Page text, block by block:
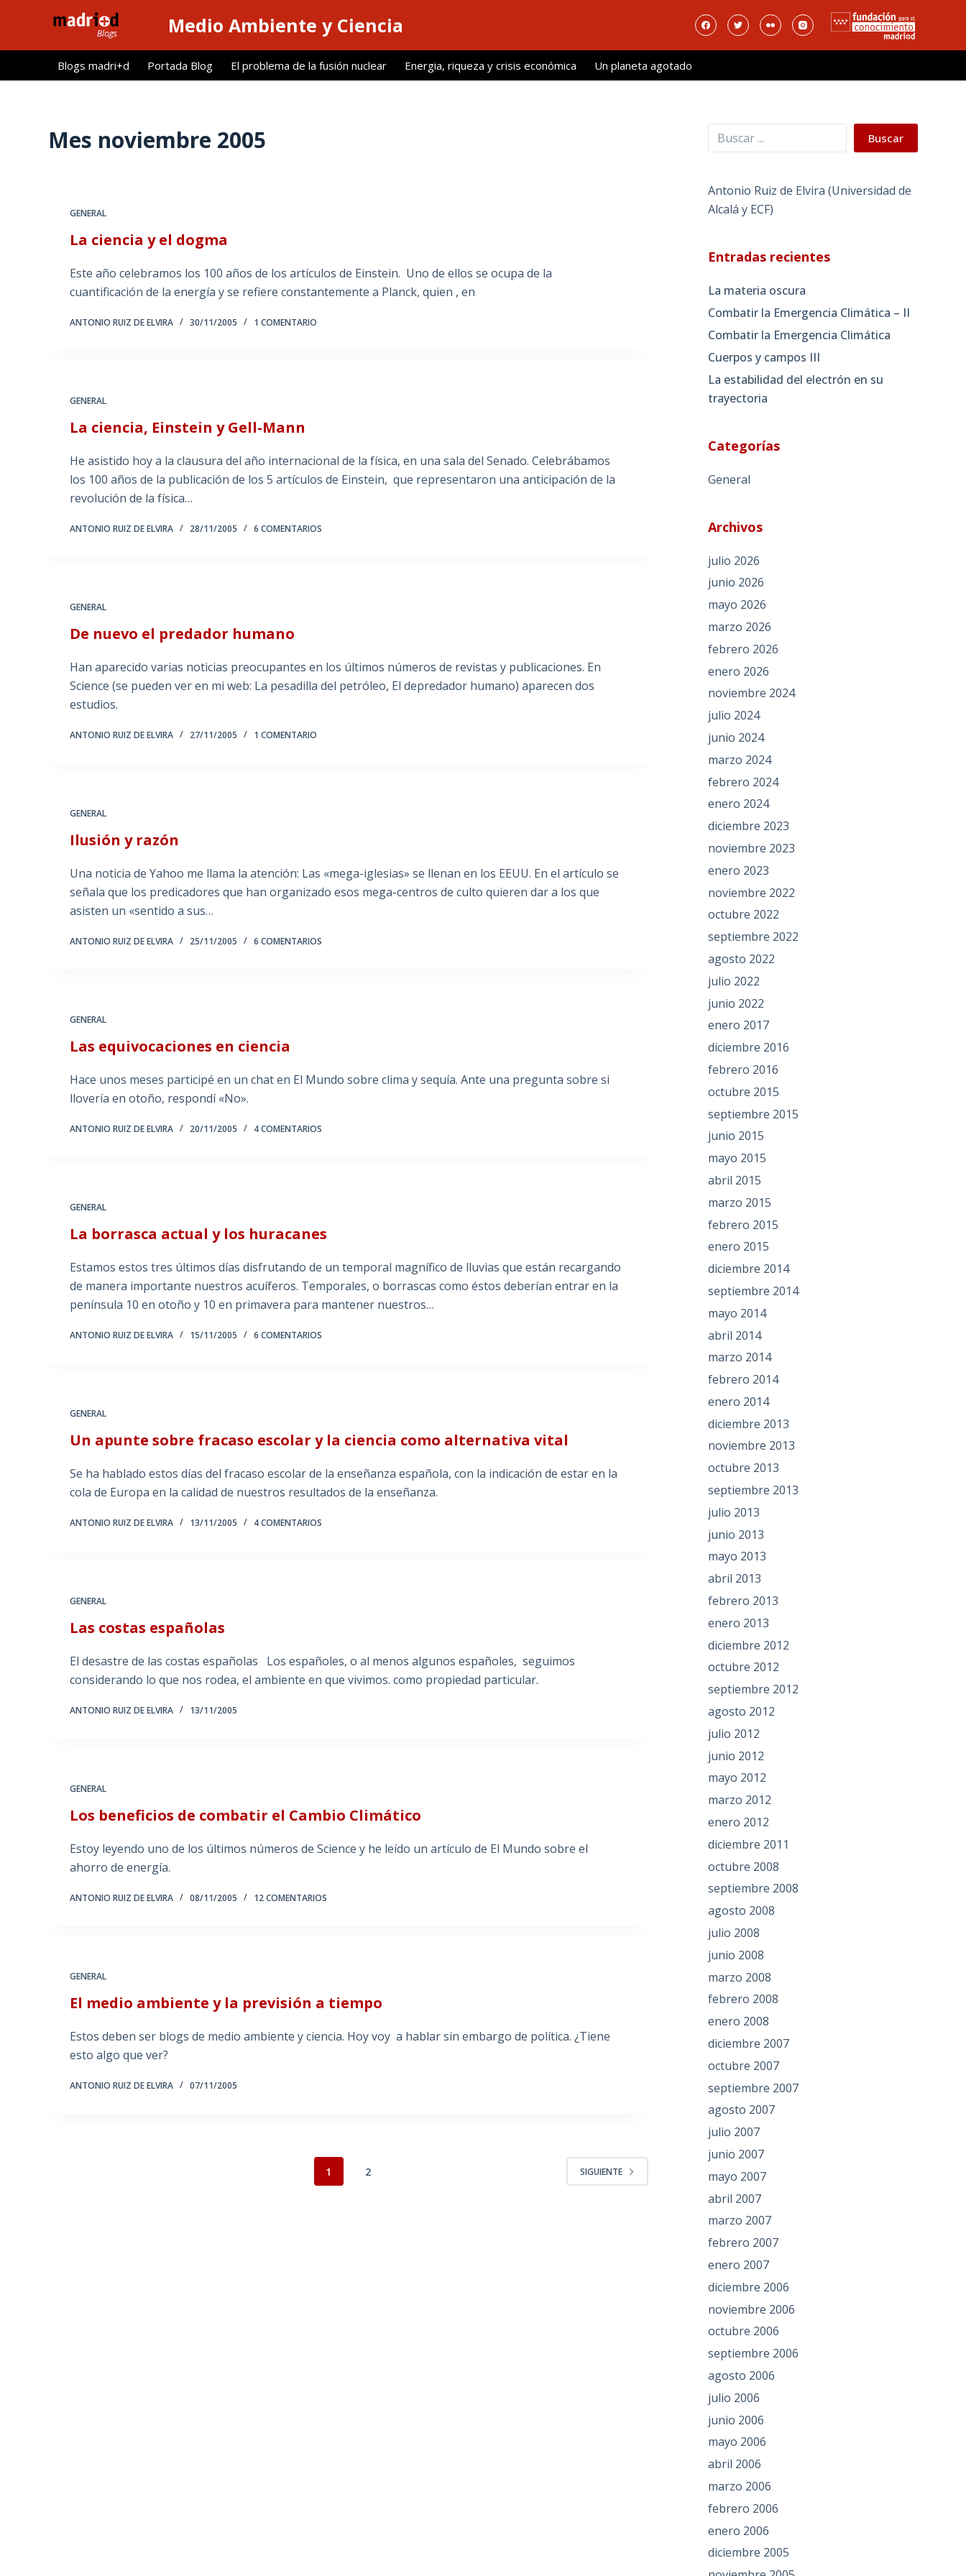
l
Medio Ambiente y Ciencia
Blogs madri+d Portada Blog El problema de la fusión nuclear Energia, riqueza y crisis económica Un planeta agotado
Mes noviembre 2005
GENERAL
La ciencia y el dogma
Este año celebramos los 100 años de los artículos de Einstein. Uno de ellos se ocupa de la
cuantificación de la energía y se refiere constantemente a Planck, quien , en
ANTONIO RUIZ DE ELVIRA 30/11/2005 1 COMENTARIO
GENERAL
La ciencia, Einstein y Gell-Mann
He asistido hoy a la clausura del año internacional de la física, en una sala del Senado. Celebrábamos
los 100 años de la publicación de los 5 artículos de Einstein, que representaron una anticipación de la
revolución de la física…
ANTONIO RUIZ DE ELVIRA 28/11/2005 6 COMENTARIOS
GENERAL
De nuevo el predador humano
Han aparecido varias noticias preocupantes en los últimos números de revistas y publicaciones. En
Science (se pueden ver en mi web: La pesadilla del petróleo, El depredador humano) aparecen dos
estudios.
ANTONIO RUIZ DE ELVIRA 27/11/2005 1 COMENTARIO
GENERAL
Ilusión y razón
Una noticia de Yahoo me llama la atención: Las «mega-iglesias» se llenan en los EEUU. En el artículo se
señala que los predicadores que han organizado esos mega-centros de culto quieren dar a los que
asisten un «sentido a sus…
ANTONIO RUIZ DE ELVIRA 25/11/2005 6 COMENTARIOS
GENERAL
Las equivocaciones en ciencia
Hace unos meses participé en un chat en El Mundo sobre clima y sequía. Ante una pregunta sobre si
llovería en otoño, respondí «No».
ANTONIO RUIZ DE ELVIRA 20/11/2005 4 COMENTARIOS
GENERAL
La borrasca actual y los huracanes
Estamos estos tres últimos días disfrutando de un temporal magnífico de lluvias que están recargando
de manera importante nuestros acuíferos. Temporales, o borrascas como éstos deberían entrar en la
península 10 en otoño y 10 en primavera para mantener nuestros…
ANTONIO RUIZ DE ELVIRA 15/11/2005 6 COMENTARIOS
GENERAL
Un apunte sobre fracaso escolar y la ciencia como alternativa vital
Se ha hablado estos días del fracaso escolar de la enseñanza española, con la indicación de estar en la
cola de Europa en la calidad de nuestros resultados de la enseñanza.
ANTONIO RUIZ DE ELVIRA 13/11/2005 4 COMENTARIOS
GENERAL
Las costas españolas
El desastre de las costas españolas Los españoles, o al menos algunos españoles, seguimos
considerando lo que nos rodea, el ambiente en que vivimos. como propiedad particular.
ANTONIO RUIZ DE ELVIRA 13/11/2005
GENERAL
Los beneficios de combatir el Cambio Climático
Estoy leyendo uno de los últimos números de Science y he leído un artículo de El Mundo sobre el
ahorro de energía.
ANTONIO RUIZ DE ELVIRA 08/11/2005 12 COMENTARIOS
GENERAL
El medio ambiente y la previsión a tiempo
Estos deben ser blogs de medio ambiente y ciencia. Hoy voy a hablar sin embargo de política. ¿Tiene
esto algo que ver?
ANTONIO RUIZ DE ELVIRA 07/11/2005
1 2 SIGUIENTE
Buscar Buscar
Antonio Ruiz de Elvira (Universidad de
Alcalá y ECF)
Entradas recientes
La materia oscura
Combatir la Emergencia Climática – II
Combatir la Emergencia Climática
Cuerpos y campos III
La estabilidad del electrón en su
trayectoria
Categorías
General
Archivos
julio 2026
junio 2026
mayo 2026
marzo 2026
febrero 2026
enero 2026
noviembre 2024
julio 2024
junio 2024
marzo 2024
febrero 2024
enero 2024
diciembre 2023
noviembre 2023
enero 2023
noviembre 2022
octubre 2022
septiembre 2022
agosto 2022
julio 2022
junio 2022
enero 2017
diciembre 2016
febrero 2016
octubre 2015
septiembre 2015
junio 2015
mayo 2015
abril 2015
marzo 2015
febrero 2015
enero 2015
diciembre 2014
septiembre 2014
mayo 2014
abril 2014
marzo 2014
febrero 2014
enero 2014
diciembre 2013
noviembre 2013
octubre 2013
septiembre 2013
julio 2013
junio 2013
mayo 2013
abril 2013
febrero 2013
enero 2013
diciembre 2012
octubre 2012
septiembre 2012
agosto 2012
julio 2012
junio 2012
mayo 2012
marzo 2012
enero 2012
diciembre 2011
octubre 2008
septiembre 2008
agosto 2008
julio 2008
junio 2008
marzo 2008
febrero 2008
enero 2008
diciembre 2007
octubre 2007
septiembre 2007
agosto 2007
julio 2007
junio 2007
mayo 2007
abril 2007
marzo 2007
febrero 2007
enero 2007
diciembre 2006
noviembre 2006
octubre 2006
septiembre 2006
agosto 2006
julio 2006
junio 2006
mayo 2006
abril 2006
marzo 2006
febrero 2006
enero 2006
diciembre 2005